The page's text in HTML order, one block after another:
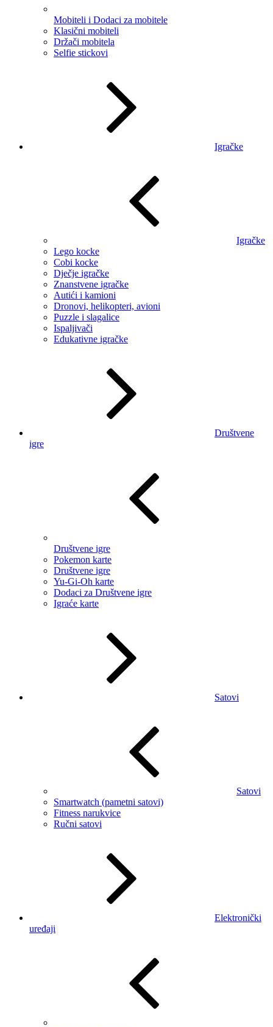
Mobiteli i Dodaci za mobitele
Klasični mobiteli
Držači mobitela
Selfie stickovi
Igračke
Igračke
Lego kocke
Cobi kocke
Dječje igračke
Znanstvene igračke
Autići i kamioni
Dronovi, helikopteri, avioni
Puzzle i slagalice
Ispaljivači
Edukativne igračke
Društvene
igre
Društvene igre
Pokemon karte
Društvene igre
Yu-Gi-Oh karte
Dodaci za Društvene igre
Igraće karte
Satovi
Satovi
Smartwatch (pametni satovi)
Fitness narukvice
Ručni satovi
Elektronički
uređaji